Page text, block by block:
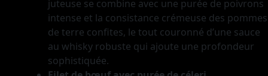
juteuse se combine avec une purée de poivrons
intense et la consistance crémeuse des pommes
de terre confites, le tout couronné d’une sauce
au whisky robuste qui ajoute une profondeur
sophistiquée.